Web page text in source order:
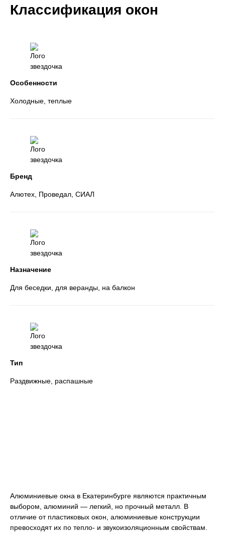
Классификация окон
Особенности
Холодные, теплые
Бренд
Алютех, Проведал, СИАЛ
Назначение
Для беседки, для веранды, на балкон
Тип
Раздвижные, распашные
Алюминиевые окна в Екатеринбурге являются практичным
выбором, алюминий — легкий, но прочный металл. В
отличие от пластиковых окон, алюминиевые конструкции
превосходят их по тепло- и звукоизоляционным свойствам.